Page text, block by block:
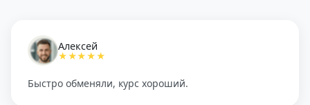
Алексей
★★★★★
Быстро обменяли, курс хороший.